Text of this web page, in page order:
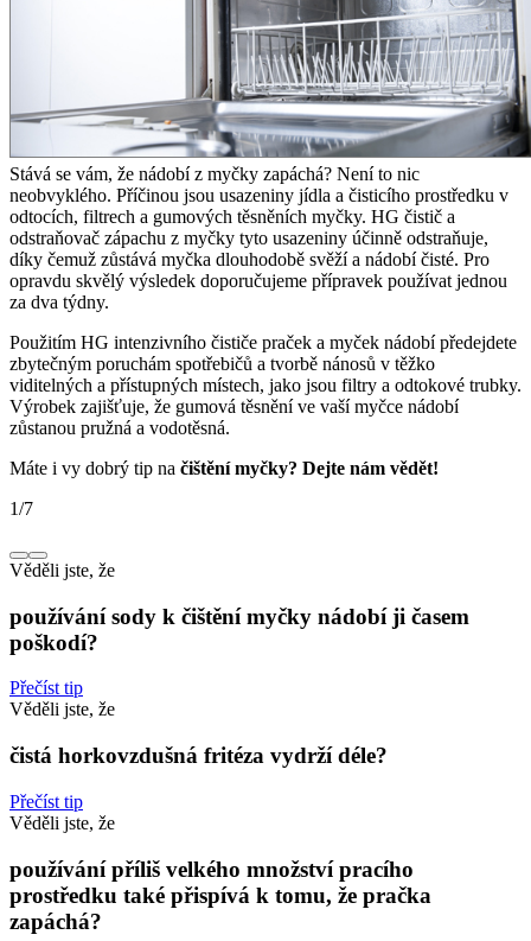
Stává se vám, že nádobí z myčky zapáchá? Není to nic
neobvyklého. Příčinou jsou usazeniny jídla a čisticího prostředku v
odtocích, filtrech a gumových těsněních myčky. HG čistič a
odstraňovač zápachu z myčky tyto usazeniny účinně odstraňuje,
díky čemuž zůstává myčka dlouhodobě svěží a nádobí čisté. Pro
opravdu skvělý výsledek doporučujeme přípravek používat jednou
za dva týdny.
Použitím HG intenzivního čističe praček a myček nádobí předejdete
zbytečným poruchám spotřebičů a tvorbě nánosů v těžko
viditelných a přístupných místech, jako jsou filtry a odtokové trubky.
Výrobek zajišťuje, že gumová těsnění ve vaší myčce nádobí
zůstanou pružná a vodotěsná.
Máte i vy dobrý tip na čištění myčky? Dejte nám vědět!
1/7
Věděli jste, že
používání sody k čištění myčky nádobí ji časem
poškodí?
Přečíst tip
Věděli jste, že
čistá horkovzdušná fritéza vydrží déle?
Přečíst tip
Věděli jste, že
používání příliš velkého množství pracího
prostředku také přispívá k tomu, že pračka
zapáchá?